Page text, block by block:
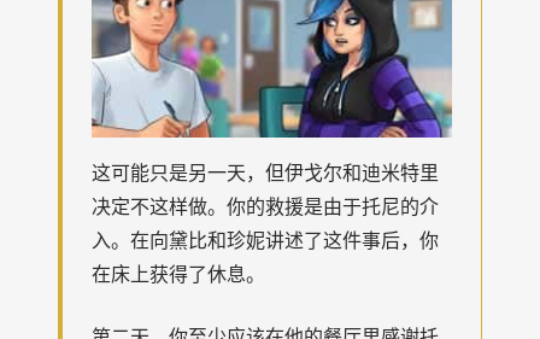
这可能只是另一天，但伊戈尔和迪米特里
决定不这样做。你的救援是由于托尼的介
入。在向黛比和珍妮讲述了这件事后，你
在床上获得了休息。